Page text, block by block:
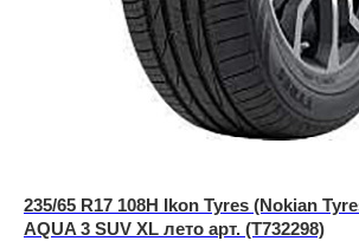
235/65 R17 108H Ikon Tyres (Nokian
AQUA 3 SUV XL лето арт. (T732298)